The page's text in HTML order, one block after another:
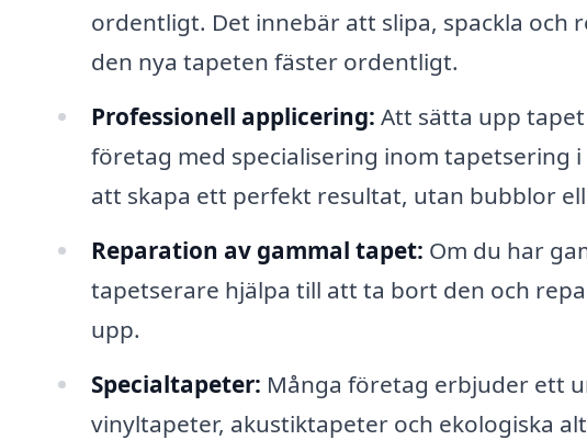
ordentligt. Det innebär att slipa, spackla
den nya tapeten fäster ordentligt.
Professionell applicering: Att sätta upp
företag med specialisering inom tapetsering
att skapa ett perfekt resultat, utan bubblor
Reparation av gammal tapet: Om du har
tapetserare hjälpa till att ta bort den och
upp.
Specialtapeter: Många företag erbjuder ett
vinyltapeter, akustiktapeter och ekologiska